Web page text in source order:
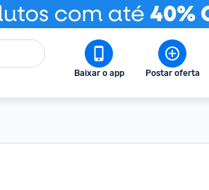
Baixar o app Postar oferta